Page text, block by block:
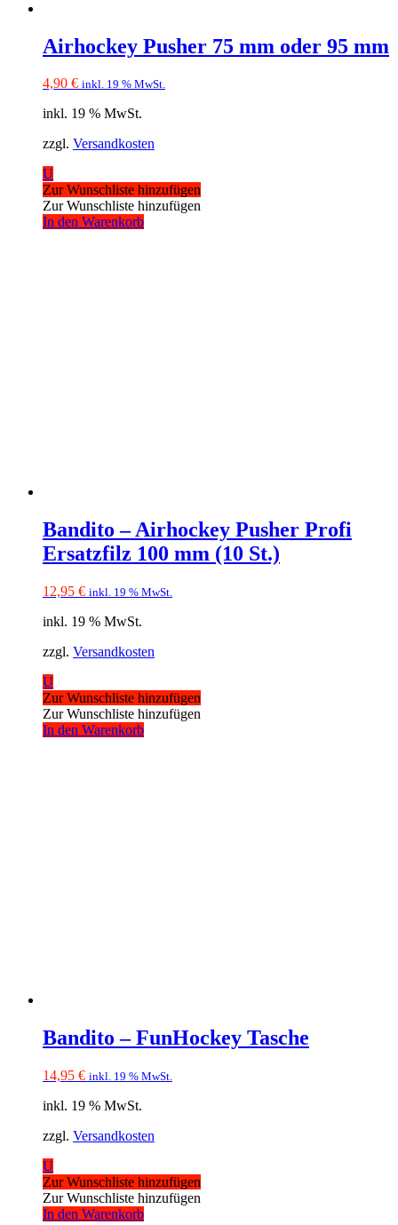
Airhockey Pusher 75 mm oder 95 mm
4,90 € inkl. 19 % MwSt.
inkl. 19 % MwSt.
zzgl. Versandkosten
U
Zur Wunschliste hinzufügen
Zur Wunschliste hinzufügen
In den Warenkorb
Bandito – Airhockey Pusher Profi
Ersatzfilz 100 mm (10 St.)
12,95 € inkl. 19 % MwSt.
inkl. 19 % MwSt.
zzgl. Versandkosten
U
Zur Wunschliste hinzufügen
Zur Wunschliste hinzufügen
In den Warenkorb
Bandito – FunHockey Tasche
14,95 € inkl. 19 % MwSt.
inkl. 19 % MwSt.
zzgl. Versandkosten
U
Zur Wunschliste hinzufügen
Zur Wunschliste hinzufügen
In den Warenkorb